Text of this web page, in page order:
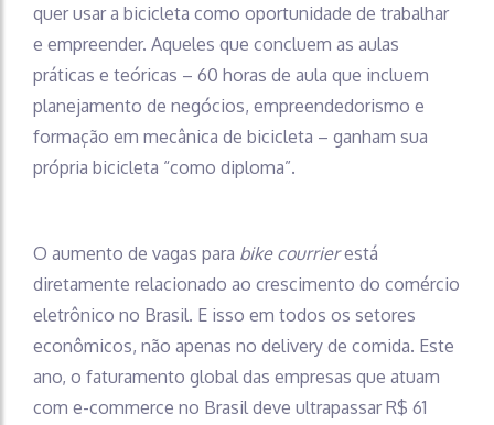
quer usar a bicicleta como oportunidade de trabalhar
e empreender. Aqueles que concluem as aulas
práticas e teóricas – 60 horas de aula que incluem
planejamento de negócios, empreendedorismo e
formação em mecânica de bicicleta – ganham sua
própria bicicleta “como diploma”.
O aumento de vagas para bike courrierestá
diretamente relacionado ao crescimento do comércio
eletrônico no Brasil. E isso em todos os setores
econômicos, não apenas no delivery de comida. Este
ano, o faturamento global das empresas que atuam
com e-commerce no Brasil deve ultrapassar R$ 61